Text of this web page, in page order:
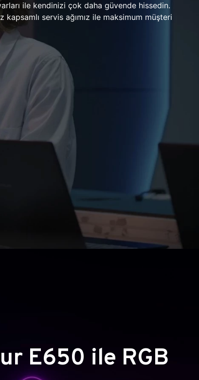
ile kendinizi çok daha güvende hissedin.
servis ağımız ile maksimum müşteri
E650 ile RGB